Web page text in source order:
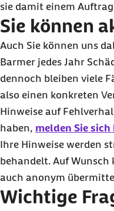
sie damit einem
Sie können
Auch Sie können uns
Barmer jedes Jahr
dennoch bleiben viele
also einen konkreten
Hinweise auf
haben, melden Sie
Ihre Hinweise werden
behandelt. Auf Wunsch
auch anonym
Wichtige